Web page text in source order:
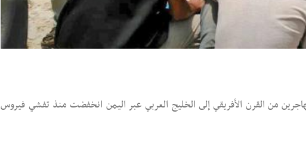
من القرن الأفريقي إلى الخليج العربي عبر اليمن انخفضت منذ تفشي فيروس